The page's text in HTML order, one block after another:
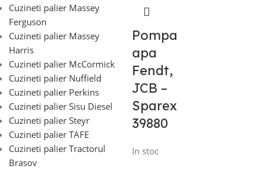
Cuzineti palier Massey
Ferguson
Cuzineti palier Massey
Harris
Cuzineti palier McCormick
Cuzineti palier Nuffield
Cuzineti palier Perkins
Cuzineti palier Sisu Diesel
Cuzineti palier Steyr
Cuzineti palier TAFE
Cuzineti palier Tractorul
Brasov
Pompa
apa
Fendt,
JCB –
Sparex
39880
In stoc